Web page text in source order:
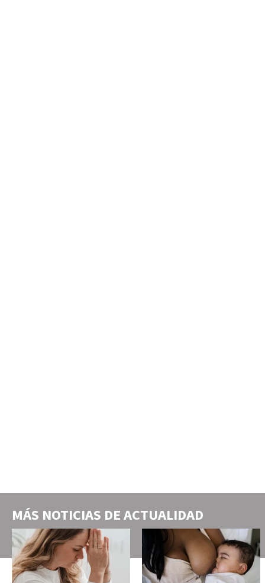
MÁS NOTICIAS DEACTUALIDAD